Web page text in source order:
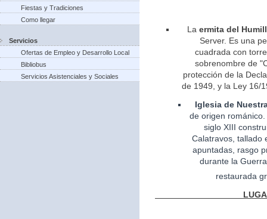
Fiestas y Tradiciones
Como llegar
Servicios
Ofertas de Empleo y Desarrollo Local
Bibliobus
Servicios Asistenciales y Sociales
La ermita del
Server. Es una
cuadrada con
sobrenombre de
protección de la
de 1949, y la Ley 16/
Iglesia de
deorigen
siglo XIII
Calatravos, tallado
apuntadas, rasgo
durante la
restaurada